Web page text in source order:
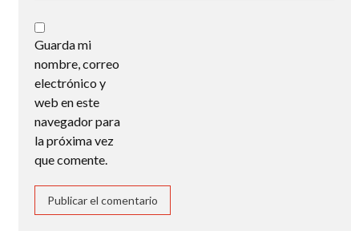
Guarda mi
nombre, correo
electrónico y
web en este
navegador para
la próxima vez
que comente.